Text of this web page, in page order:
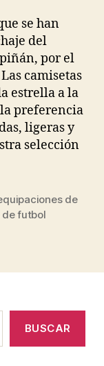
se han
del
por el
camisetas
estrella a la
preferencia
ligeras y
selección
de
futbol
BUSCAR